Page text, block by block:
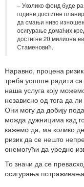
– Уколико фонд буде
године достигне
да смањи ниво
осигурање домаћих
достигне 20 милиона
Стаменовић.
Наравно, процена
треба уопште радити
наша услуга коју
независно од тога да
Они могу да добију
можда дужницима кад
кажемо да, ма колико
ризик да се нешто
онемогући да уредно
То значи да се
осигурања